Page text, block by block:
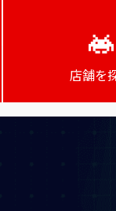
店舗を